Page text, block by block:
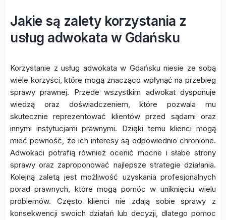
Jakie są zalety korzystania z
usług adwokata w Gdańsku
Korzystanie z usług adwokata w Gdańsku niesie ze sobą
wiele korzyści, które mogą znacząco wpłynąć na przebieg
sprawy prawnej. Przede wszystkim adwokat dysponuje
wiedzą oraz doświadczeniem, które pozwala mu
skutecznie reprezentować klientów przed sądami oraz
innymi instytucjami prawnymi. Dzięki temu klienci mogą
mieć pewność, że ich interesy są odpowiednio chronione.
Adwokaci potrafią również ocenić mocne i słabe strony
sprawy oraz zaproponować najlepsze strategie działania.
Kolejną zaletą jest możliwość uzyskania profesjonalnych
porad prawnych, które mogą pomóc w uniknięciu wielu
problemów. Często klienci nie zdają sobie sprawy z
konsekwencji swoich działań lub decyzji, dlatego pomoc